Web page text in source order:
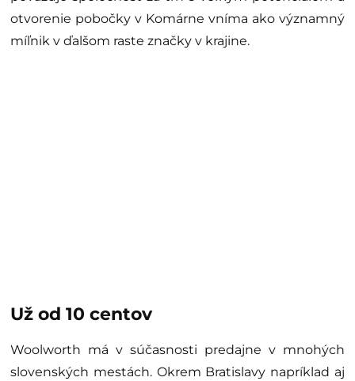
otvorenie pobočky v Komárne vníma ako významný
míľnik v ďalšom raste značky v krajine.
Už od 10 centov
Woolworth má v súčasnosti predajne v mnohých
slovenských mestách. Okrem Bratislavy napríklad aj